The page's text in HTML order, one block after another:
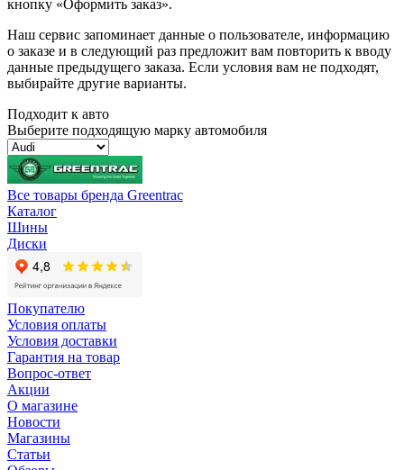
кнопку «Оформить заказ».
Наш сервис запоминает данные о пользователе, информацию
о заказе и в следующий раз предложит вам повторить к вводу
данные предыдущего заказа. Если условия вам не подходят,
выбирайте другие варианты.
Подходит к авто
Выберите подходящую марку автомобиля
Все товары бренда Greentrac
Каталог
Шины
Диски
Покупателю
Условия оплаты
Условия доставки
Гарантия на товар
Вопрос-ответ
Акции
О магазине
Новости
Магазины
Статьи